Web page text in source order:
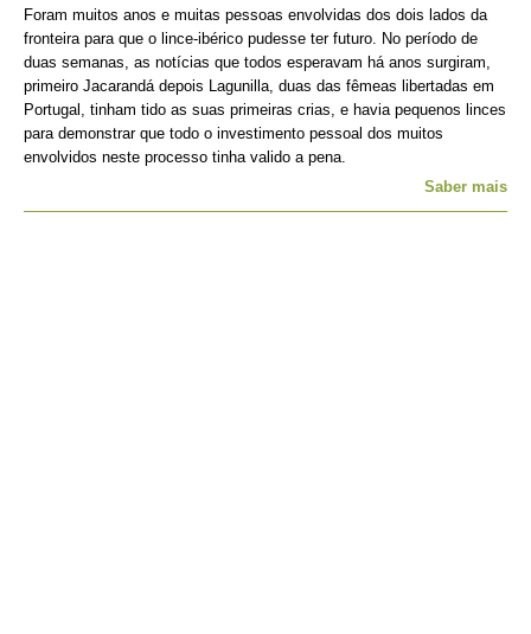
Foram muitos anos e muitas pessoas envolvidas dos dois lados da
fronteira para que o lince-ibérico pudesse ter futuro. No período de
duas semanas, as notícias que todos esperavam há anos surgiram,
primeiro Jacarandá depois Lagunilla, duas das fêmeas libertadas em
Portugal, tinham tido as suas primeiras crias, e havia pequenos linces
para demonstrar que todo o investimento pessoal dos muitos
envolvidos neste processo tinha valido a pena.
Saber mais